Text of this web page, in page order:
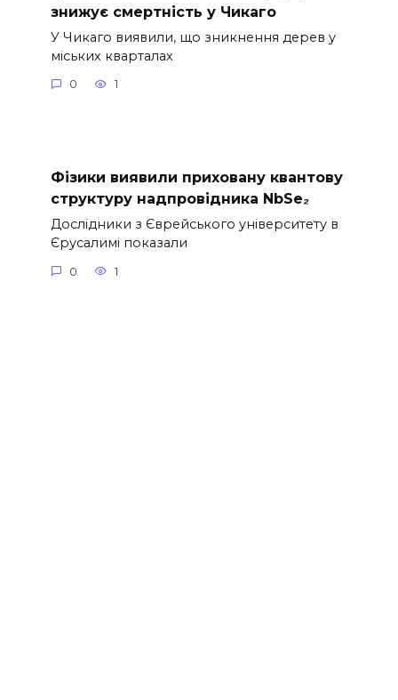
знижує смертність у Чикаго
У Чикаго виявили, що зникнення дерев у
міських кварталах
0 1
Фізики виявили приховану квантову
структуру надпровідника NbSe₂
Дослідники з Єврейського університету в
Єрусалимі показали
0 1